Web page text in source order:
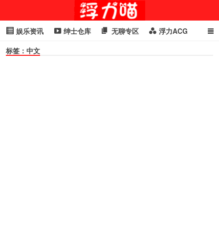
娱乐资讯 绅士仓库 无聊专区 浮力ACG
浮力GIF
标签：中文